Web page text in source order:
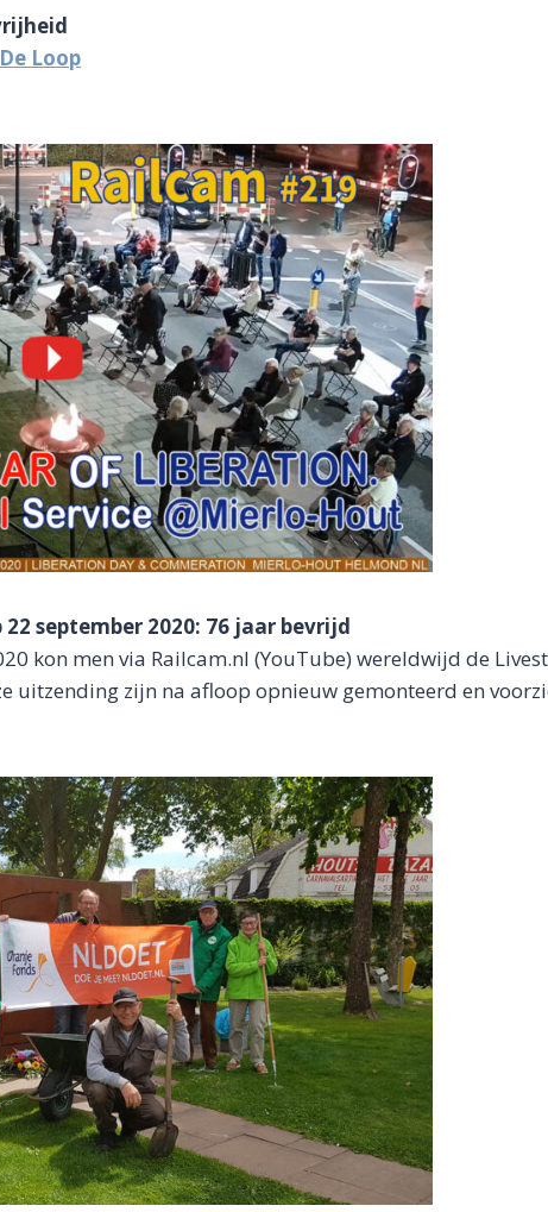
Loop
september 2020: 76 jaar bevrijd
kon men via Railcam.nl (YouTube) wereldwijd de
uitzending zijn na afloop opnieuw gemonteerd en